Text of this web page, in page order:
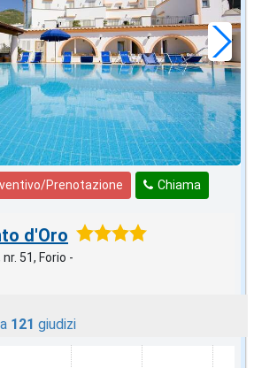
Chiama
Prenotazione
d'Oro
51, Forio -
121 giudizi